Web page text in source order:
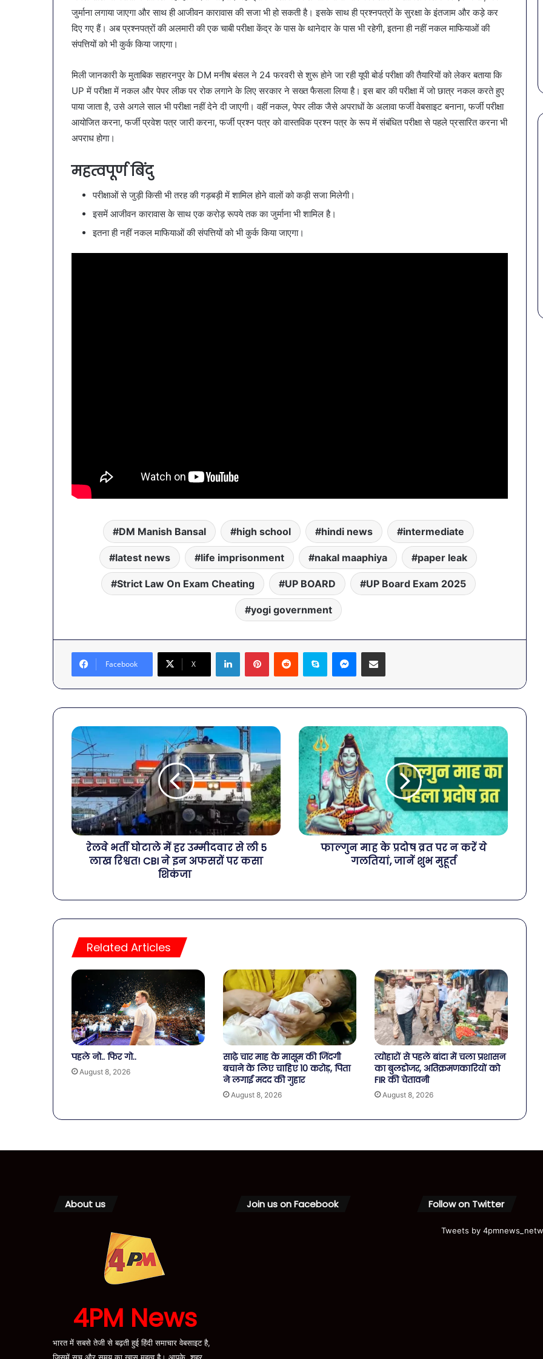
जुर्माना लगाया जाएगा और साथ ही आजीवन कारावास की सजा भी हो सकती है। इसके साथ ही प्रश्नपत्रों के सुरक्षा के इंतजाम और कड़े कर
दिए गए हैं। अब प्रश्नपत्रों की अलमारी की एक चाबी परीक्षा केंद्र के पास के थानेदार के पास भी रहेगी, इतना ही नहीं नकल माफियाओं की
संपत्तियों को भी कुर्क किया जाएगा।
मिली जानकारी के मुताबिक सहारनपुर के DM मनीष बंसल ने 24 फरवरी से शुरू होने जा रही यूपी बोर्ड परीक्षा की तैयारियों को लेकर बताया कि
UP में परीक्षा में नकल और पेपर लीक पर रोक लगाने के लिए सरकार ने सख्त फैसला लिया है। इस बार की परीक्षा में जो छात्र नकल करते हुए
पाया जाता है, उसे अगले साल भी परीक्षा नहीं देने दी जाएगी। वहीं नकल, पेपर लीक जैसे अपराधों के अलावा फर्जी वेबसाइट बनाना, फर्जी परीक्षा
आयोजित करना, फर्जी प्रवेश पत्र जारी करना, फर्जी प्रश्न पत्र को वास्तविक प्रश्न पत्र के रूप में संबंधित परीक्षा से पहले प्रसारित करना भी
अपराध होगा।
महत्वपूर्ण बिंदु
परीक्षाओं से जुड़ी किसी भी तरह की गड़बड़ी में शामिल होने वालों को कड़ी सजा मिलेगी।
इसमें आजीवन कारावास के साथ एक करोड़ रूपये तक का जुर्माना भी शामिल है।
इतना ही नहीं नकल माफियाओं की संपत्तियों को भी कुर्क किया जाएगा।
DM Manish Bansal high school hindi news intermediate
latest news life imprisonment nakal maaphiya paper leak
Strict Law On Exam Cheating UP BOARD UP Board Exam 2025
yogi government
Facebook X
LinkedInPinterestReddit Skype Messenger
Share via Email
रेलवे भर्ती घोटाले में हर उम्मीदवार से ली 5
लाख रिश्वत! CBI ने इन अफसरों पर कसा
शिकंजा
फाल्गुन माह के प्रदोष व्रत पर न करें ये
गलतियां, जानें शुभ मुहूर्त
Related Articles
पहले नो.. फिर गो..
August 8, 2026
साढ़े चार माह के मासूम की जिंदगी
बचाने के लिए चाहिए 10 करोड़, पिता
ने लगाई मदद की गुहार
August 8, 2026
त्योहारों से पहले बांदा में चला प्रशासन
का बुलडोजर, अतिक्रमणकारियों को
FIR की चेतावनी
August 8, 2026
SAS
नगर
की
पहली
केजरीवाल–
मान
January 9, 2026
व्यापारियों को राहत की पहल: SAS
नगर में ट्रेडर्स कमीशन की पहली
है?
गर्मियों
शामिल
करें
7
सब्जियां
March 30, 2026
पेट की समस्याओं से बचना है?
About us
4PM News
भारत में सबसे तेजी से बढ़ती हुई हिंदी समाचार वेबसाइट है,
जिसमें सच और समय का ख़ास महत्व है। आपके, शहर,
Join us on Facebook Follow on Twitter
Tweets by